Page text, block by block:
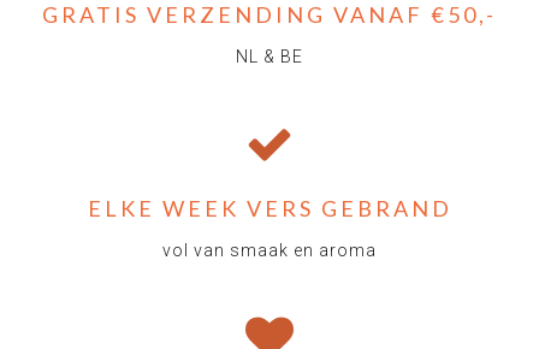
GRATIS VERZENDING VANAF €50,-
NL & BE
ELKE WEEK VERS GEBRAND
vol van smaak en aroma